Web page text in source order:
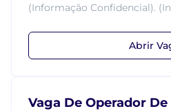
(Informação Confidencial).
Abrir
Vaga De Operador De